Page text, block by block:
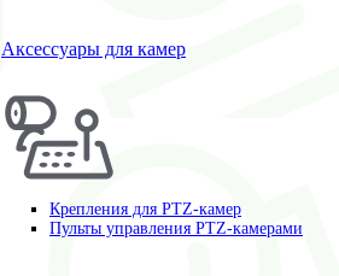
Аксессуары для камер
Крепления для PTZ-камер
Пульты управления PTZ-камерами